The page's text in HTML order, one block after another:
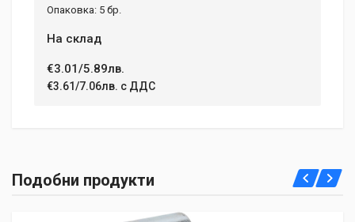
5 бр.
На склад
€3.01/5.89лв.
€3.61/7.06лв. с ДДС
Подобни продукти